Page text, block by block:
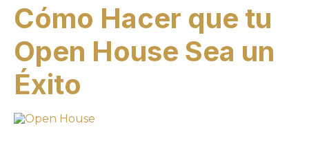
Cómo Hacer que tu
Open House Sea un
Éxito